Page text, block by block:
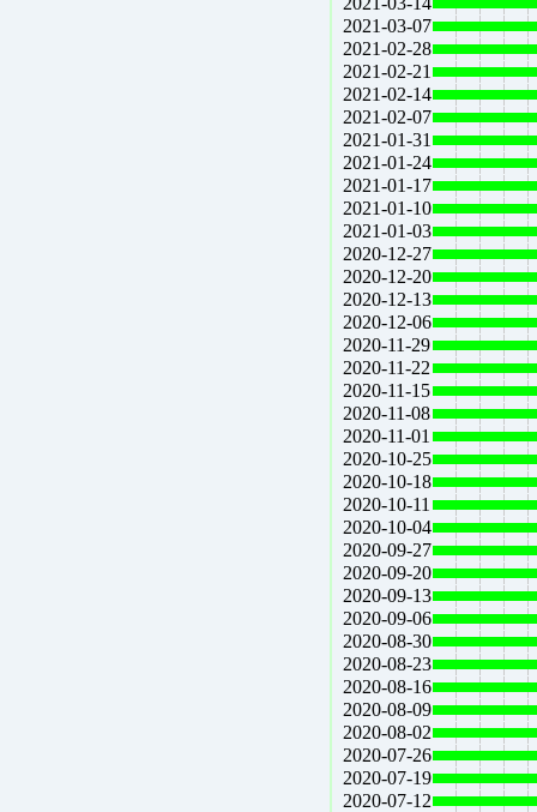
2021-03-07
2021-02-28
2021-02-21
2021-02-14
2021-02-07
2021-01-31
2021-01-24
2021-01-17
2021-01-10
2021-01-03
2020-12-27
2020-12-20
2020-12-13
2020-12-06
2020-11-29
2020-11-22
2020-11-15
2020-11-08
2020-11-01
2020-10-25
2020-10-18
2020-10-11
2020-10-04
2020-09-27
2020-09-20
2020-09-13
2020-09-06
2020-08-30
2020-08-23
2020-08-16
2020-08-09
2020-08-02
2020-07-26
2020-07-19
2020-07-12